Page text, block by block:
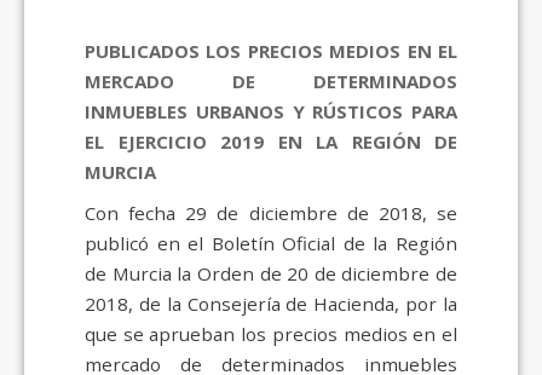
PUBLICADOS LOS PRECIOS MEDIOS EN EL
MERCADO DE DETERMINADOS
INMUEBLES URBANOS Y RÚSTICOS PARA
EL EJERCICIO 2019 EN LA REGIÓN DE
MURCIA
Con fecha 29 de diciembre de 2018, se
publicó en el Boletín Oficial de la Región
de Murcia la Orden de 20 de diciembre de
2018, de la Consejería de Hacienda, por la
que se aprueban los precios medios en el
mercado de determinados inmuebles